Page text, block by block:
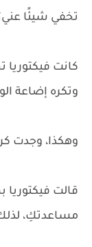
تخفي شيئًا
كانت
وتكره إضاعة
وهكذا، وجدت
قالت فيكتوريا
مساعدتكِ،